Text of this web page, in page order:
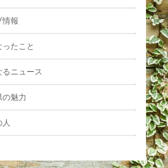
情報
たこと
るニュース
の魅力